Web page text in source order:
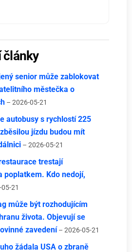
články
senior může zablokovat
městečka o
– 2026-05-21
autobusy s rychlostí 225
jízdu budou mít
– 2026-05-21
trestají
poplatkem. Kdo nedojí,
21
může být rozhodujícím
života. Objevují se
zavedení – 2026-05-21
žádala USA o zbraně